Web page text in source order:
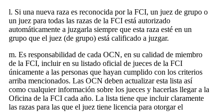
l. Si una nueva raza es reconocida por la FCI, un juez de grupo o
un juez para todas las razas de la FCI está autorizado
automáticamente a juzgarla siempre que esta raza esté en un
grupo que el juez (de grupo) está calificado a juzgar.
m. Es responsabilidad de cada OCN, en su calidad de miembro
de la FCI, incluir en su listado oficial de jueces de la FCI
únicamente a las personas que hayan cumplido con los criterios
arriba mencionados. Las OCN deben actualizar esta lista así
como cualquier información sobre los jueces y hacerlas llegar a la
Oficina de la FCI cada año. La lista tiene que incluir claramente
las razas para las que el juez tiene licencia para otorgar el